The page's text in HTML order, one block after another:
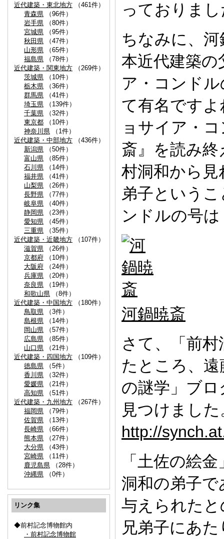
近代建築・東北地方 （461件）
青森県 （96件）
岩手県 （80件）
宮城県 （95件）
秋田県 （47件）
山形県 （65件）
福島県 （78件）
近代建築・関東地方 （269件）
茨城県 （10件）
栃木県 （36件）
群馬県 （41件）
埼玉県 （139件）
千葉県 （32件）
東京都 （10件）
神奈川県 （1件）
近代建築・中部地方 （436件）
新潟県 （50件）
富山県 （85件）
石川県 （14件）
福井県 （41件）
山梨県 （26件）
長野県 （77件）
岐阜県 （40件）
静岡県 （23件）
愛知県 （45件）
三重県 （35件）
近代建築・近畿地方 （107件）
滋賀県 （26件）
京都府 （10件）
大阪府 （24件）
兵庫県 （20件）
奈良県 （19件）
和歌山県 （8件）
近代建築・中国地方 （180件）
鳥取県 （3件）
島根県 （14件）
岡山県 （57件）
広島県 （85件）
山口県 （21件）
近代建築・四国地方 （109件）
徳島県 （5件）
香川県 （32件）
愛媛県 （21件）
高知県 （51件）
近代建築・九州地方 （267件）
福岡県 （79件）
佐賀県 （13件）
長崎県 （66件）
熊本県 （27件）
大分県 （43件）
宮崎県 （11件）
鹿児島県 （28件）
沖縄県 （0件）
リンク集
◆前村記念博物館内
・前村記念博物館
っておりま
ちなみに、
本近代建築
ア・コンド
て有名です
ョサイア・
斎』を読み
村洞和から
弟子という
ンドルの号
河鍋暁斎
さて、「前
たところ、
の謎学」ブ
見つけました
http://
「土佐の絵
洞和の弟子
与えられた
兄弟子にあ